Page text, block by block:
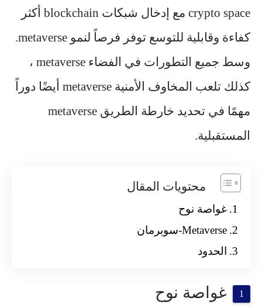
crypto space مع إدخال شبكات blockchain أكثر
كفاءة وقابلية للتوسع توفر فرصاً لنمو metaverse.
وسط جميع التطورات في الفضاء metaverse ،
كذلك تلعب المخاوف الأمنية metaverse أيضًا دوراً
مهمًا في تحديد خارطة الطريق metaverse
المستقبلية.
محتويات المقال
غواصة نوح
Metaverse-سوبرمان
الحدود
غواصة نوح